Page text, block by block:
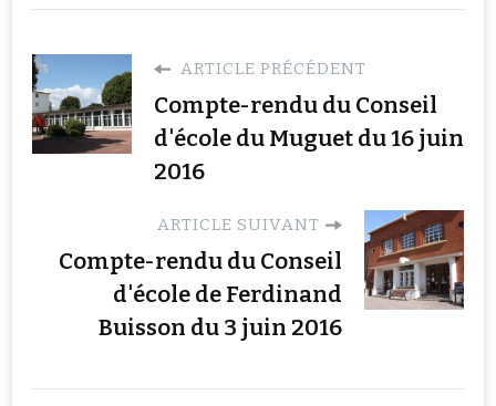
ARTICLE PRÉCÉDENT
Compte-rendu du Conseil
d'école du Muguet du 16 juin
2016
ARTICLE SUIVANT
Compte-rendu du Conseil
d'école de Ferdinand
Buisson du 3 juin 2016